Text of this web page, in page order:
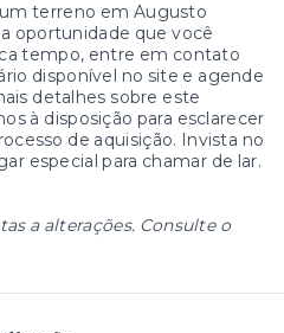
terreno em Augusto
oportunidade que você
tempo, entre em contato
disponível no site e agende
detalhes sobre este
à disposição para esclarecer
de aquisição. Invista no
especial para chamar de lar.
a alterações. Consulte o